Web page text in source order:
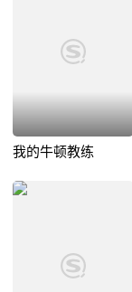
我的牛顿教练